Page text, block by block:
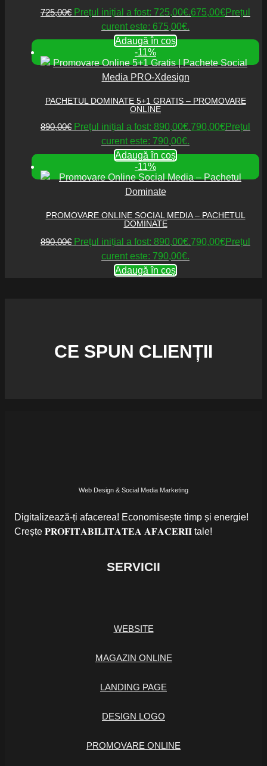
725,00€ Prețul inițial a fost: 725,00€.675,00€Prețul
curent este: 675,00€.
Adaugă în coș
-11%
PACHETUL DOMINATE 5+1 GRATIS – PROMOVARE
ONLINE
890,00€ Prețul inițial a fost: 890,00€.790,00€Prețul
curent este: 790,00€.
Adaugă în coș
-11%
PROMOVARE ONLINE SOCIAL MEDIA – PACHETUL
DOMINATE
890,00€ Prețul inițial a fost: 890,00€.790,00€Prețul
curent este: 790,00€.
Adaugă în coș
CE SPUN CLIENȚII
Web Design & Social Media Marketing
Digitalizează-ți afacerea! Economisește timp și energie!
Crește 𝐏𝐑𝐎𝐅𝐈𝐓𝐀𝐁𝐈𝐋𝐈𝐓𝐀𝐓𝐄𝐀 𝐀𝐅𝐀𝐂𝐄𝐑𝐈𝐈 tale!
SERVICII
WEBSITE
MAGAZIN ONLINE
LANDING PAGE
DESIGN LOGO
PROMOVARE ONLINE